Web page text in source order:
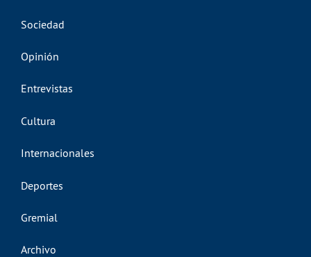
Sociedad
Opinión
Entrevistas
Cultura
Internacionales
Deportes
Gremial
Archivo